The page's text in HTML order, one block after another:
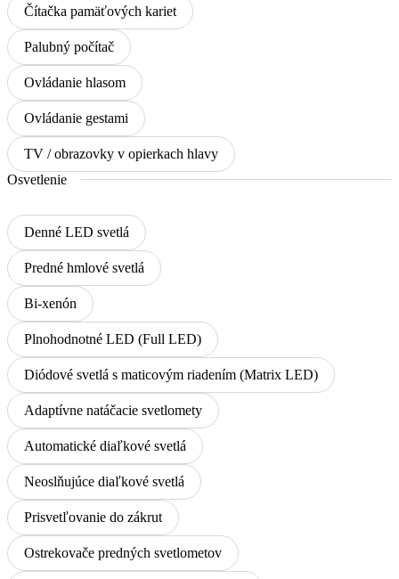
Čítačka pamäťových kariet
Palubný počítač
Ovládanie hlasom
Ovládanie gestami
TV / obrazovky v opierkach hlavy
Osvetlenie
Denné LED svetlá
Predné hmlové svetlá
Bi-xenón
Plnohodnotné LED (Full LED)
Diódové svetlá s maticovým riadením (Matrix LED)
Adaptívne natáčacie svetlomety
Automatické diaľkové svetlá
Neoslňujúce diaľkové svetlá
Prisvetľovanie do zákrut
Ostrekovače predných svetlometov